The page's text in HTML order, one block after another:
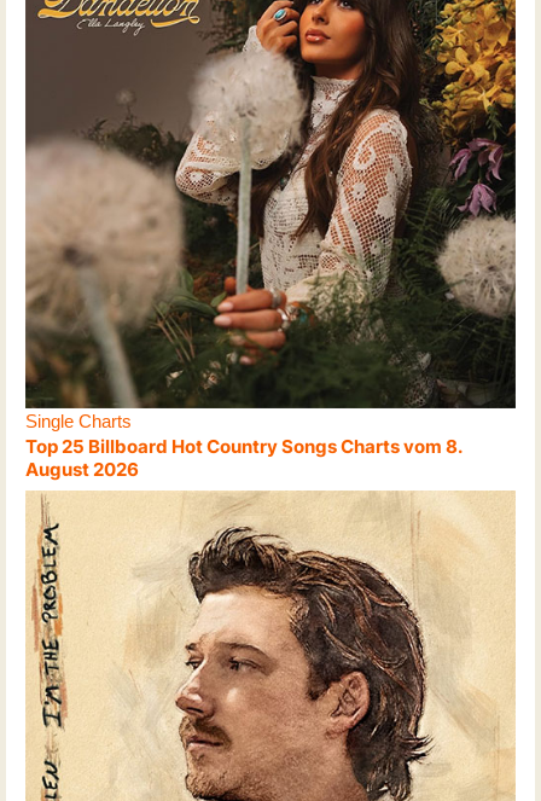
Single Charts
Top 25 Billboard Hot Country Songs Charts vom 8.
August 2026